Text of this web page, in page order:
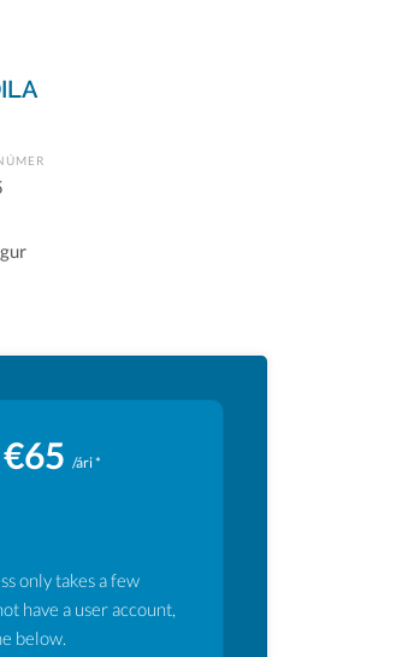
€65 /ári *
only takes a few
have a user account,
below.